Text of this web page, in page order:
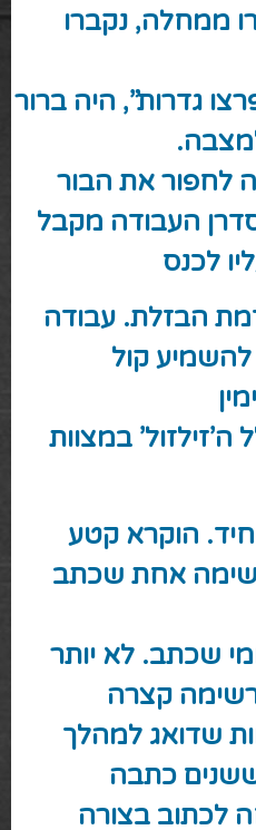
ממחלה, נקברו
גדרות”, היה ברור
לחפור את הבור
סדרן העבודה מקבל
לכנס
הבזלת. עבודה
קול
במצוות
הוקרא קטע
אחת שכתב
שכתב. לא יותר
קצרה
שדואג למהלך
כתבה
לכתוב בצורה